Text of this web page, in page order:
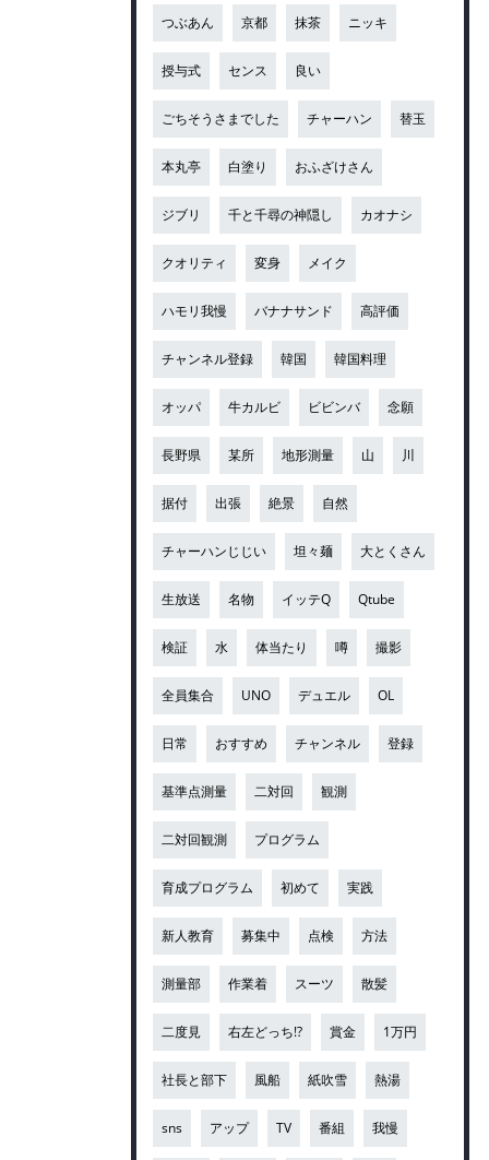
つぶあん 京都 抹茶 ニッキ
授与式 センス 良い
ごちそうさまでした チャーハン 替玉
本丸亭 白塗り おふざけさん
ジブリ 千と千尋の神隠し カオナシ
クオリティ 変身 メイク
ハモリ我慢 バナナサンド 高評価
チャンネル登録 韓国 韓国料理
オッパ 牛カルビ ビビンバ 念願
長野県 某所 地形測量 山 川
据付 出張 絶景 自然
チャーハンじじい 坦々麺 大とくさん
生放送 名物 イッテQ Qtube
検証 水 体当たり 噂 撮影
全員集合 UNO デュエル OL
日常 おすすめ チャンネル 登録
基準点測量 二対回 観測
二対回観測 プログラム
育成プログラム 初めて 実践
新人教育 募集中 点検 方法
測量部 作業着 スーツ 散髪
二度見 右左どっち!? 賞金 1万円
社長と部下 風船 紙吹雪 熱湯
sns アップ TV 番組 我慢